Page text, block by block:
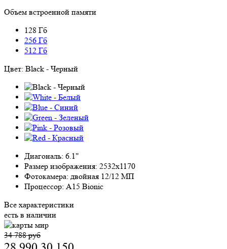
Объем встроенной памяти
128 Гб
256 Гб
512 Гб
Цвет: Black - Черный
Диагональ: 6.1"
Размер изображения: 2532x1170
Фотокамера: двойная 12/12 МП
Процессор: A15 Bionic
Все характеристики
есть в наличии
34 788 руб